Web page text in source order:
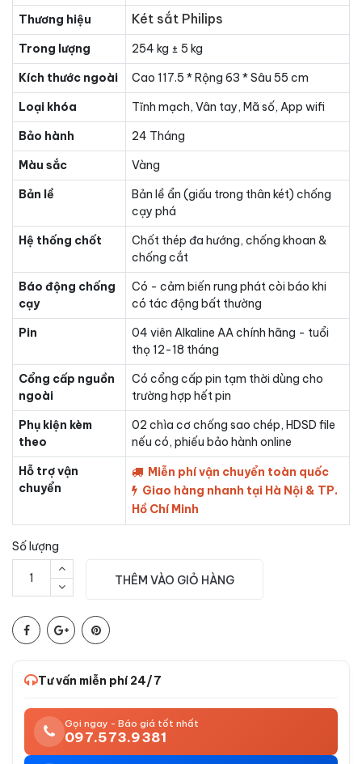
Thương hiệu Két sắt Philips
Trong lượng
254 kg ± 5 kg
Kích thước ngoài
Cao 117.5 * Rộng 63 * Sâu 55 cm
Loại khóa
Tĩnh mạch, Vân tay, Mã số, App wifi
Bảo hành
24 Tháng
Màu sắc
Vàng
Bản lề
Bản lề ẩn (giấu trong thân két) chống
cạy phá
Hệ thống chốt
Chốt thép đa hướng, chống khoan &
chống cắt
Báo động chống
cạy
Có - cảm biến rung phát còi báo khi
có tác động bất thường
Pin
04 viên Alkaline AA chính hãng - tuổi
thọ 12-18 tháng
Cổng cấp nguồn
ngoài
Có cổng cấp pin tạm thời dùng cho
trường hợp hết pin
Phụ kiện kèm
theo
02 chìa cơ chống sao chép, HDSD file
nếu có, phiếu bảo hành online
Hỗ trợ vận
chuyển
Miễn phí vận chuyển toàn quốc
Giao hàng nhanh tại Hà Nội & TP.
Hồ Chí Minh
Số lượng
THÊM VÀO GIỎ HÀNG
Tư vấn miễn phí 24/7
Gọi ngay - Báo giá tốt nhất
097.573.9381